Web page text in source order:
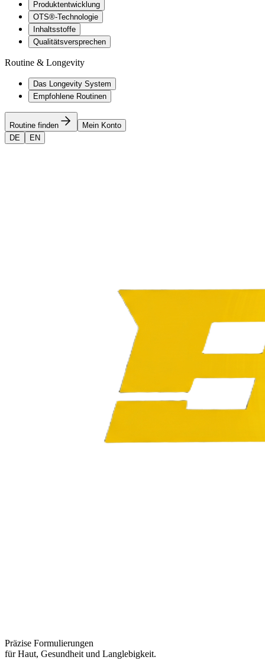
Produktentwicklung
OTS®-Technologie
Inhaltsstoffe
Qualitätsversprechen
Routine & Longevity
Das Longevity System
Empfohlene Routinen
Routine finden
Mein Konto
DE
EN
Präzise Formulierungen
für Haut, Gesundheit und Langlebigkeit.